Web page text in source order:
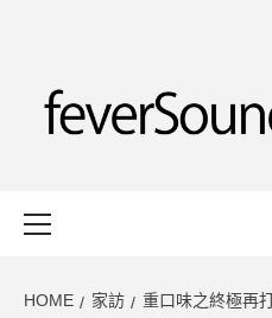
HOME 家訪 重口味之終極再